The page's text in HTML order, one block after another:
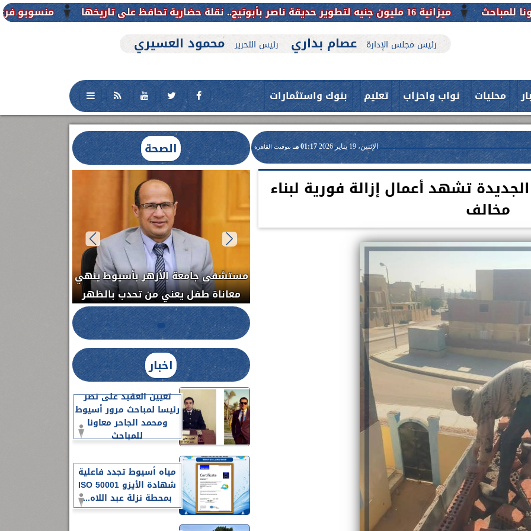
منسوبو فرع جامعة الأزهر للوجه
رئيس مجلس الإدارة عصام بداري رئيس التحرير محمود العسيري
محليات نواب واحزاب تعليم بنوك واستثمارات
الإثنين، 19 يناير 2026 01:17 مـ بتوقيت القاهرة
تشهد أعمال إزالة فورية لبناء
مخالف
الصحة
العلاج الحر بمنفلوط بالتعاون مع هيئة
الدواء المصرية يشن حملة رقابية مكبرة
لضبط المنشآت الطبية المخالفة.....
حدث بمستشفيات جامعة اسيوط....
فريق طبي بقسم الأنف والأذن
والحنجرة ينجح في استئصال ورم خبيث
اعلن الدكتور طارق على ، القائم بأعمال
رئيس جامعة بني سويف نجاحاً طبياً
جديد بمستشفيات الجامعة
اخبار
تعيين العقيد على نصر
رئيسا لمباحث مرور أسيوط
ومحمد الجاحر معاونا
للمباحث
مياه أسيوط تجدد فاعلية
شهادة الأيزو ISO 50001
بمحطة نزلة عبد اللاه...